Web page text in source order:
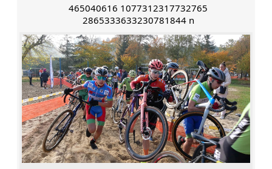
465040616 1077312317732765
2865333633230781844 n